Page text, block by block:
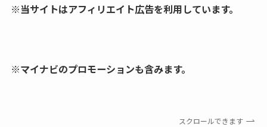
※当サイトはアフィリエイト広告を利用しています。
※マイナビのプロモーションも含みます。
スクロールできます